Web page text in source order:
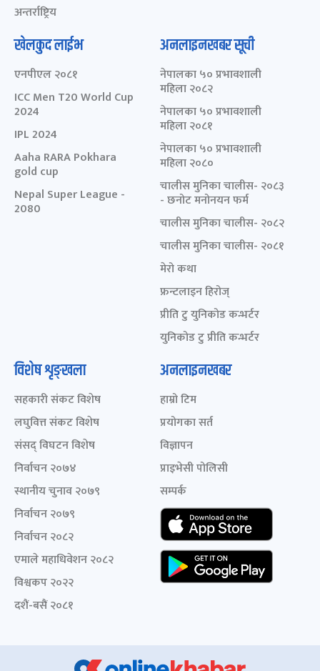
अन्तर्राष्ट्रिय
खेलकुद लाईभ
एनपीएल २०८१
ICC Men T20 World Cup
2024
IPL 2024
Aaha RARA Pokhara
gold cup
Nepal Super League -
2080
अनलाइनखबर सूची
नेपालका ५० प्रभावशाली
महिला २०८२
नेपालका ५० प्रभावशाली
महिला २०८१
नेपालका ५० प्रभावशाली
महिला २०८०
चालीस मुनिका चालीस- २०८३
- छनोट मनोनयन फर्म
चालीस मुनिका चालीस- २०८२
चालीस मुनिका चालीस- २०८१
मेरो कथा
फ्रन्टलाइन हिरोज्
प्रीति टु युनिकोड कन्भर्टर
युनिकोड टु प्रीति कन्भर्टर
विशेष शृङ्खला
सहकारी संकट विशेष
लघुवित्त संकट विशेष
संसद् विघटन विशेष
निर्वाचन २०७४
स्थानीय चुनाव २०७९
निर्वाचन २०७९
निर्वाचन २०८२
एमाले महाधिवेशन २०८२
विश्वकप २०२२
दशैं-बसैं २०८१
अनलाइनखबर
हाम्रो टिम
प्रयोगका सर्त
विज्ञापन
प्राइभेसी पोलिसी
सम्पर्क